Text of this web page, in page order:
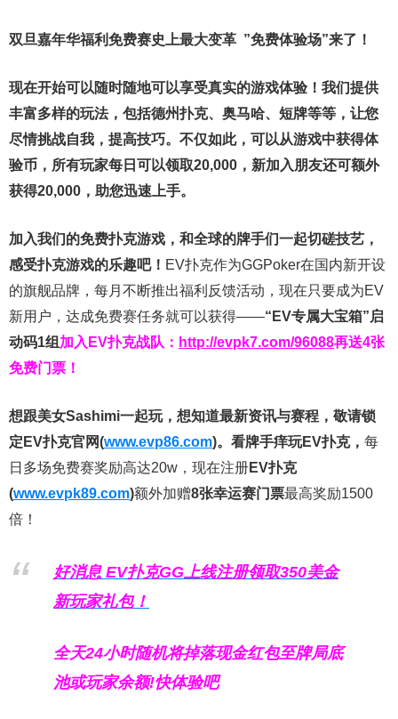
双旦嘉年华福利免费赛史上最大变革 ”免费体验场”来了！
现在开始可以随时随地可以享受真实的游戏体验！我们提供
丰富多样的玩法，包括德州扑克、奥马哈、短牌等等，让您
尽情挑战自我，提高技巧。不仅如此， 可以从游戏中获得体
验币，所有玩家每日可以领取20,000，新加入朋友还可额外
获得20,000，助您迅速上手。
加入我们的免费扑克游戏，和全球的牌手们一起切磋技艺，
感受扑克游戏的乐趣吧！ EV扑克作为GGPoker在国内新开设
的旗舰品牌，每月不断推出福利反馈活动，现在只要成为EV
新用户，达成免费赛任务就可以获得——“EV专属大宝箱”启
动码1组 加入EV扑克战队： http://evpk7.com/96088再送4张
免费门票！
想跟美女Sashimi一起玩， 想知道最新资讯与赛程， 敬请锁
定EV扑克官网(www.evp86.com)。 看牌手痒玩EV扑克， 每
日多场免费赛奖励高达20w，现在注册EV扑克
(www.evpk89.com)额外加赠8张幸运赛门票最高奖励1500
倍！
好消息 EV扑克GG上线注册领取350美金
新玩家礼包！
全天24小时随机将掉落现金红包至牌局底
池或玩家余额!快体验吧